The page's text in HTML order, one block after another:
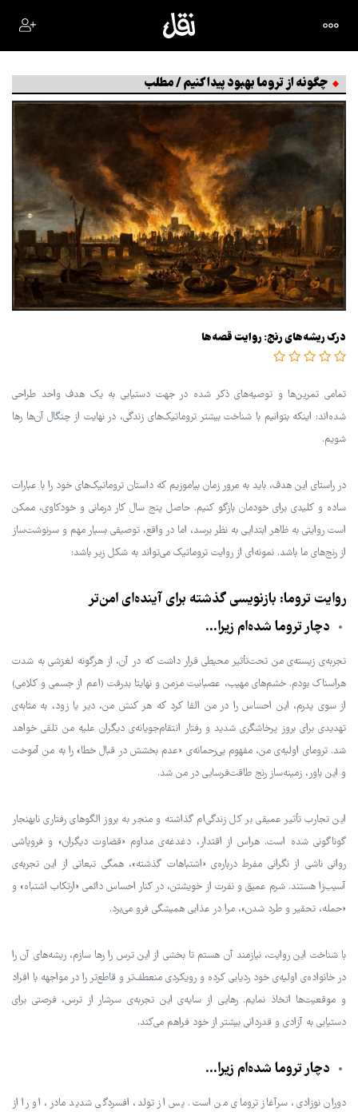
چگونه از تروما بهبود پیدا کنیم / مطلب
درک ریشه‌های رنج: روایت قصه‌ها
تمامی تمرین‌ها و توصیه‌های ذکر شده در جهت دستیابی به یک هدف واحد طراحی
شده‌اند: اینکه بتوانیم با شناخت بیشتر تروماتیک‌‌های زندگی، در نهایت از چنگال آن‌ها رها
شویم.
در راستای این هدف، باید به مرور زمان بیاموزیم که داستان تروماتیک‌های خود را با عبارات
ساده و کلیدی برای خودمان بازگو کنیم. حاصل پنج سال کار درمانی و خودکاوی، ممکن
است روایتی به ظاهر ابتدایی به نظر برسد، اما در واقع، توصیفی بسیار مهم و سرنوشت‌ساز
از رنج‌های ما باشد. نمونه‌ای از روایت تروماتیک می‌تواند به شکل زیر باشد:
روایت تروما: بازنویسی گذشته برای آینده‌ای امن‌تر
دچار تروما شده‌ام زیرا…
تجربه‌ی زیسته‌ی من تحت‌تأثیر محیطی قرار داشت که در آن، از هرگونه لغزشی به شدت
هراسناک بودم. خشم‌های مهیب، عصبانیت مزمن و نهایتا بدرفت (اعم از جسمی و کلامی)
از سوی پدرم، این احساس را در من القا کرد که هر کنش من، دیر یا زود، به مثابه‌ی
تهدیدی برای بروز پرخاشگری شدید و رفتار انتقام‌جویانه‌ی دیگران علیه من تلقی خواهد
شد. ترومای اولیه‌ی من، مفهوم بی‌رحمانه‌ی «عدم بخشش در قبال خطا» را به من آموخت
و این باور، زمینه‌ساز رنج طاقت‌فرسایی در من شد.
این تجارب تأثیر عمیقی بر کل زندگی‌ام گذاشته و منجر به بروز الگوهای رفتاری نابهنجار
گوناگونی شده است. هراس از اقتدار، دغدغه‌ی مداوم «قضاوت دیگران» و فروپاشی
روانی ناشی از نگرانی مفرط درباره‌ی «اشتباهات گذشته»، همگی تبعاتی از این تجربه‌ی
آسیب‌زا هستند. شرم عمیق و نفرت از خویشتن، در کنار احساس دائمی «ارتکاب اشتباه» و
«حمله، تحقیر و طرد شدن»، مرا در عذابی همیشگی فرو می‌برد.
با شناخت این روایت، نیازمند آن هستم تا بخشی از این ترس را رها سازم، ریشه‌های آن را
در خانواده‌ی اولیه‌ی خود ردیابی کرده و رویکردی منعطف‌تر و قاطع‌تر را در مواجهه با افراد
و موقعیت‌ها اتخاذ نمایم. رهایی از سایه‌ی این تجربه‌ی سرشار از ترس، فرصتی برای
دستیابی به آزادی و قدردانی بیشتر از خود فراهم می‌کند.
دچار تروما شده‌ام زیرا…
دوران نوزادی، سرآغاز ترومای من است. پس از تولد، افسردگی شدید مادر، او را از